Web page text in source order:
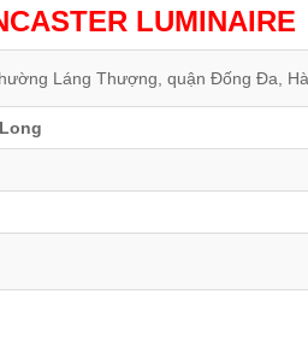
LUMINAIRE
Láng Thượng, quận Đống Đa,